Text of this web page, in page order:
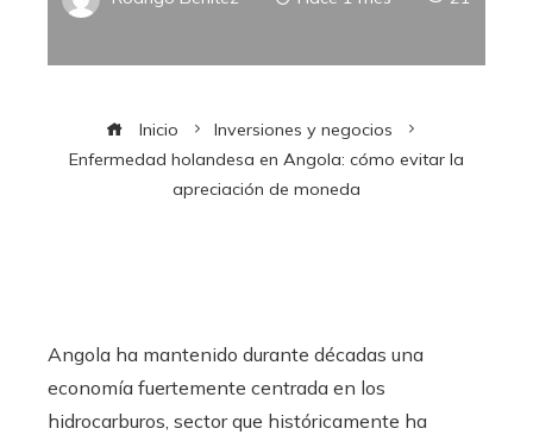
Inicio
Inversiones y negocios
Enfermedad holandesa en Angola: cómo evitar la
apreciación de moneda
Angola ha mantenido durante décadas una
economía fuertemente centrada en los
hidrocarburos, sector que históricamente ha